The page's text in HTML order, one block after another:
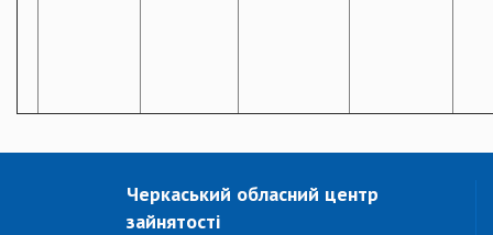
Черкаський обласний центр
зайнятості